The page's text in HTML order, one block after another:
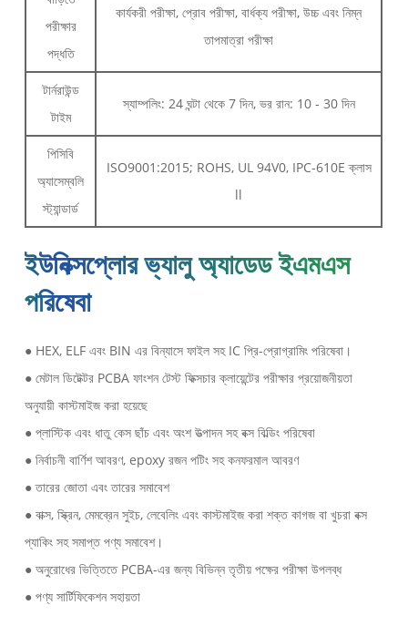
পরীক্ষার
পদ্ধতি
কার্যকরী পরীক্ষা, প্রোব পরীক্ষা, বার্ধক্য পরীক্ষা, উচ্চ এবং নিম্ন
তাপমাত্রা পরীক্ষা
টার্নরাউন্ড
টাইম
স্যাম্পলিং: 24 ঘন্টা থেকে 7 দিন, ভর রান: 10 - 30 দিন
পিসিবি
অ্যাসেম্বলি
স্ট্যান্ডার্ড
ISO9001:2015; ROHS, UL 94V0, IPC-610E ক্লাস
ll
ইউনিক্সপ্লোর ভ্যালু অ্যাডেড ইএমএস
পরিষেবা
● HEX, ELF এবং BIN এর বিন্যাসে ফাইল সহ IC প্রি-প্রোগ্রামিং পরিষেবা।
● মেটাল ডিটেক্টর PCBA ফাংশন টেস্ট ফিক্সচার ক্লায়েন্টের পরীক্ষার প্রয়োজনীয়তা
অনুযায়ী কাস্টমাইজ করা হয়েছে
● প্লাস্টিক এবং ধাতু কেস ছাঁচ এবং অংশ উত্পাদন সহ বক্স বিল্ডিং পরিষেবা
● নির্বাচনী বার্ণিশ আবরণ, epoxy রজন পটিং সহ কনফরমাল আবরণ
● তারের জোতা এবং তারের সমাবেশ
● বাক্স, স্ক্রিন, মেমব্রেন সুইচ, লেবেলিং এবং কাস্টমাইজ করা শক্ত কাগজ বা খুচরা বক্স
প্যাকিং সহ সমাপ্ত পণ্য সমাবেশ।
● অনুরোধের ভিত্তিতে PCBA-এর জন্য বিভিন্ন তৃতীয় পক্ষের পরীক্ষা উপলব্ধ
● পণ্য সার্টিফিকেশন সহায়তা